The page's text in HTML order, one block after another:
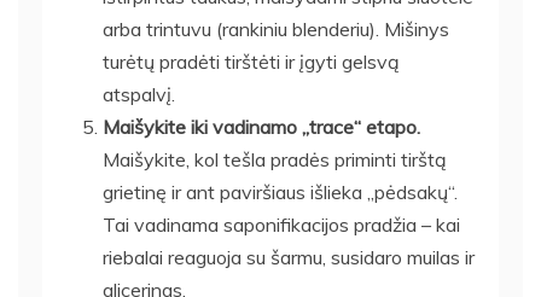
arba trintuvu (rankiniu blenderiu). Mišinys
turėtų pradėti tirštėti ir įgyti gelsvą
atspalvį.
Maišykite iki vadinamo „trace“ etapo.
Maišykite, kol tešla pradės priminti tirštą
grietinę ir ant paviršiaus išlieka „pėdsakų“.
Tai vadinama saponifikacijos pradžia – kai
riebalai reaguoja su šarmu, susidaro muilas ir
glicerinas.